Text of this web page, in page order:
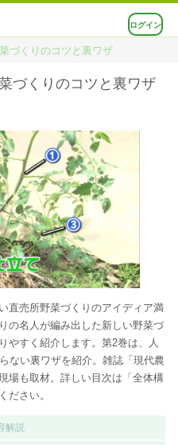
ログイン
づくりのコツと裏ワザ
づくりのコツと裏ワザ
直売所野菜づくりのアイディア満
の名人が編み出した新しい野菜づ
やすく紹介します。第2巻は、人
ない裏ワザを紹介。雑誌「現代農
場も取材。詳しい目次は「全体構
ださい。
解説